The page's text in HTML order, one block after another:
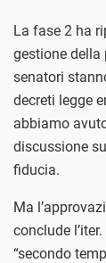
La fase 2 ha
gestione della
senatori
decreti legge
abbiamo
discussione
fiducia.
Ma
conclude
“secondo